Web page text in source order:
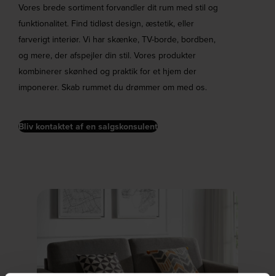
Vores brede sortiment forvandler dit rum med stil og
funktionalitet. Find tidløst design, æstetik, eller
farverigt interiør. Vi har skænke, TV-borde, bordben,
og mere, der afspejler din stil. Vores produkter
kombinerer skønhed og praktik for et hjem der
imponerer. Skab rummet du drømmer om med os.
Bliv kontaktet af en salgskonsulent